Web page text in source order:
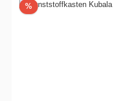
%Rabatt